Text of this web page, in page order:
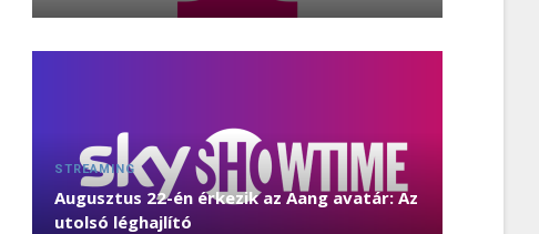
STREAMING
Augusztus 22-én érkezik az Aang avatár: Az
utolsó léghajlító